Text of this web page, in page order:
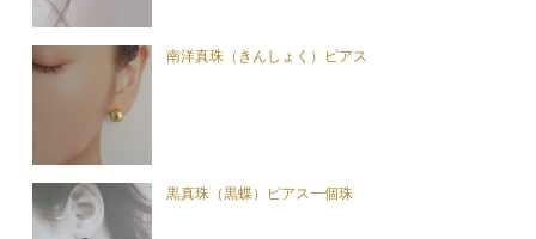
南洋真珠（きんしょく）ピアス
黒真珠（黒蝶）ピアス一個珠